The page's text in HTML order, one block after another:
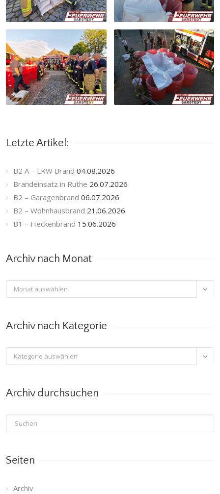
Letzte Artikel:
B2 A – LKW Brand 04.08.2026
Brandeinsatz in Ruthe 26.07.2026
B2 – Garagenbrand 06.07.2026
B2 – Wohnhausbrand 21.06.2026
B1 – Heckenbrand 15.06.2026
Archiv nach Monat
Archiv
nach

Archiv nach Kategorie
Archiv
nach

Archiv durchsuchen
Seiten
Archiv